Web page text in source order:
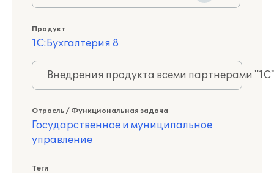
Продукт
1С:Бухгалтерия 8
Внедрения продукта всеми партнерами
Отрасль / Функциональная задача
Государственное и муниципальное
управление
Теги